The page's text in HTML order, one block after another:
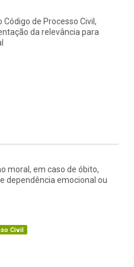
de Processo Civil,
da relevância para
moral, em caso de óbito,
dependência emocional ou
Civil